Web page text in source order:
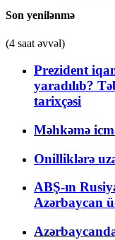
Son yenilənmə
(4 saat əvvəl)
Prezident
yaradılıb?
tarixçəsi
Məhkəmə
Onilliklərə
ABŞ-ın
Azərbaycan